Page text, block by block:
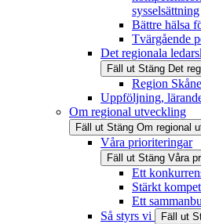
sysselsättning
Bättre hälsa
Tvärgående
Det regionala
Fäll ut Stäng Det
Region
Uppföljning,
Om regional utveckling
Fäll ut Stäng Om regional
Våra prioriteringar
Fäll ut Stäng Våra
Ett
Stärkt
Ett
Så styrs vi
Fäll ut